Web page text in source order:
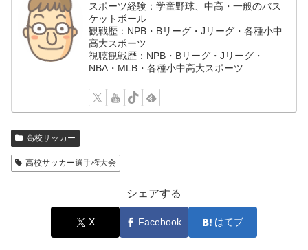
スポーツ経験：学童野球、中高・一般のバス
ケットボール
観戦歴：NPB・Bリーグ・Jリーグ・各種小中
高大スポーツ
視聴観戦歴：NPB・Bリーグ・Jリーグ・
NBA・MLB・各種小中高大スポーツ
高校サッカー
高校サッカー選手権大会
シェアする
X Facebook はてブ